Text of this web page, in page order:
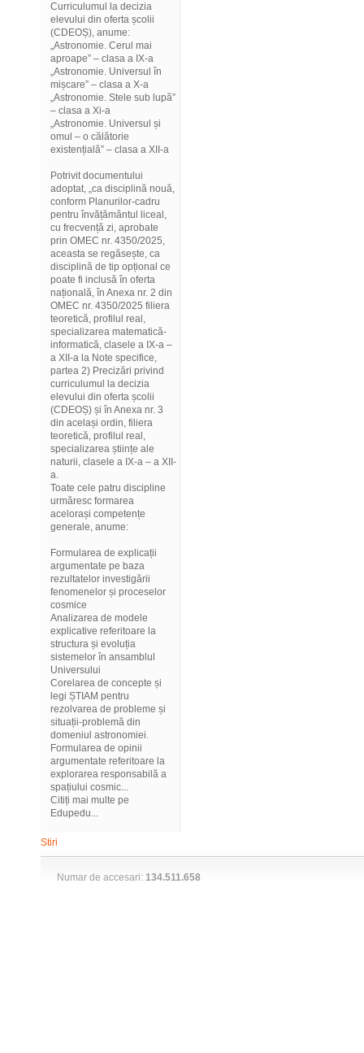
Curriculumul la decizia
elevului din oferta școlii
(CDEOȘ), anume:
„Astronomie. Cerul mai
aproape” – clasa a IX-a
„Astronomie. Universul în
mișcare” – clasa a X-a
„Astronomie. Stele sub lupă”
– clasa a Xi-a
„Astronomie. Universul și
omul – o călătorie
existențială” – clasa a XII-a
Potrivit documentului
adoptat, „ca disciplină nouă,
conform Planurilor-cadru
pentru învățământul liceal,
cu frecvență zi, aprobate
prin OMEC nr. 4350/2025,
aceasta se regăsește, ca
disciplină de tip opțional ce
poate fi inclusă în oferta
națională, în Anexa nr. 2 din
OMEC nr. 4350/2025 filiera
teoretică, profilul real,
specializarea matematică-
informatică, clasele a IX-a –
a XII-a la Note specifice,
partea 2) Precizări privind
curriculumul la decizia
elevului din oferta școlii
(CDEOȘ) și în Anexa nr. 3
din același ordin, filiera
teoretică, profilul real,
specializarea științe ale
naturii, clasele a IX-a – a XII-
a.
Toate cele patru discipline
urmăresc formarea
acelorași competențe
generale, anume:
Formularea de explicații
argumentate pe baza
rezultatelor investigării
fenomenelor și proceselor
cosmice
Analizarea de modele
explicative referitoare la
structura și evoluția
sistemelor în ansamblul
Universului
Corelarea de concepte și
legi ȘTIAM pentru
rezolvarea de probleme și
situații-problemă din
domeniul astronomiei.
Formularea de opinii
argumentate referitoare la
explorarea responsabilă a
spațiului cosmic...
Citiți mai multe pe
Edupedu...
Stiri
Numar de accesari: 134.511.658